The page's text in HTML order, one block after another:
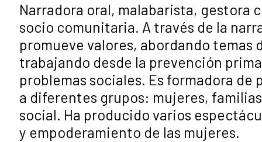
Narradora oral, malabarista, gestora
socio comunitaria. A través de la
promueve valores, abordando temas
trabajando desde la prevención
problemas sociales. Es formadora de
a diferentes grupos: mujeres,
social. Ha producido varios
y empoderamiento de las mujeres.